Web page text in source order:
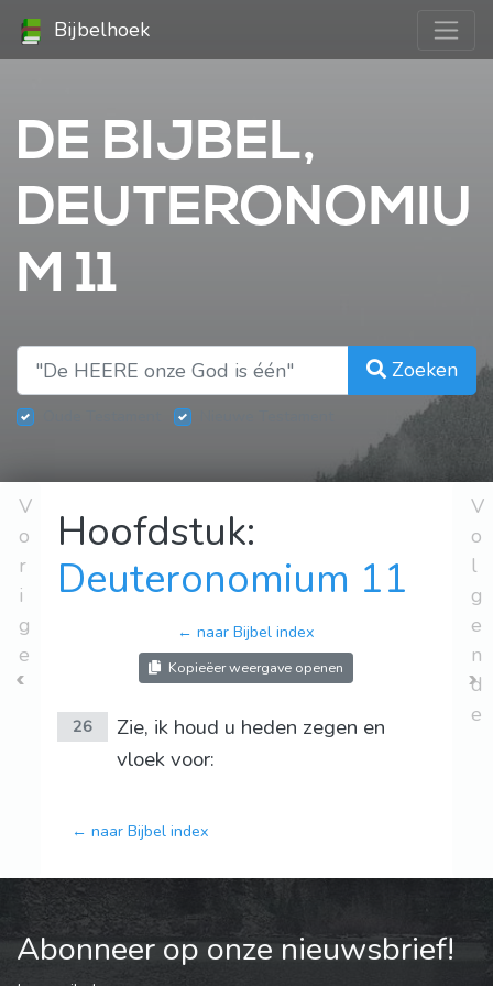
Bijbelhoek
DE BIJBEL,
DEUTERONOMIU
M 11
Zoeken
V
o
r
i
g
e
Hoofdstuk:
Deuteronomium 11
← naar Bijbel index
Kopieëer weergave openen
26
Zie, ik houd u heden zegen en
vloek voor:
← naar Bijbel index
V
o
l
g
e
n
d
e
Abonneer op onze nieuwsbrief!